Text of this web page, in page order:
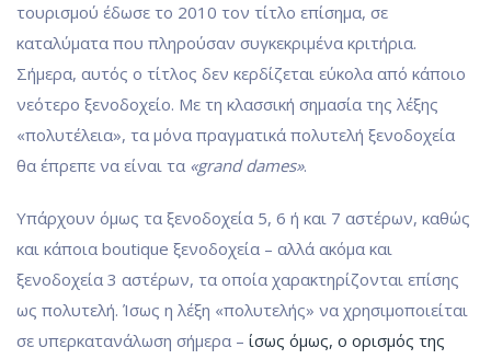
τουρισμού έδωσε το 2010 τον τίτλο επίσημα, σε
καταλύματα που πληρούσαν συγκεκριμένα κριτήρια.
Σήμερα, αυτός ο τίτλος δεν κερδίζεται εύκολα από κάποιο
νεότερο ξενοδοχείο. Με τη κλασσική σημασία της λέξης
«πολυτέλεια», τα μόνα πραγματικά πολυτελή ξενοδοχεία
θα έπρεπε να είναι τα «grand dames».
Υπάρχουν όμως τα ξενοδοχεία 5, 6 ή και 7 αστέρων, καθώς
και κάποια boutique ξενοδοχεία – αλλά ακόμα και
ξενοδοχεία 3 αστέρων, τα οποία χαρακτηρίζονται επίσης
ως πολυτελή. Ίσως η λέξη «πολυτελής» να χρησιμοποιείται
σε υπερκατανάλωση σήμερα – ίσως όμως, ο ορισμός της